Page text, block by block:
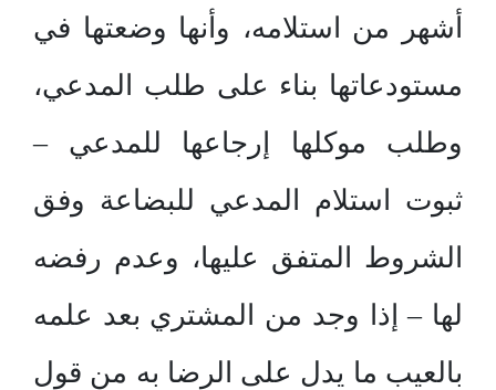
أشهر من استلامه، وأنها وضعتها في
مستودعاتها بناء على طلب المدعي،
وطلب موكلها إرجاعها للمدعي –
ثبوت استلام المدعي للبضاعة وفق
الشروط المتفق عليها، وعدم رفضه
لها – إذا وجد من المشتري بعد علمه
بالعيب ما يدل على الرضا به من قول